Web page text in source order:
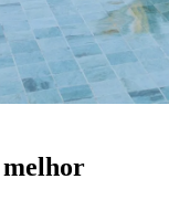
melhor